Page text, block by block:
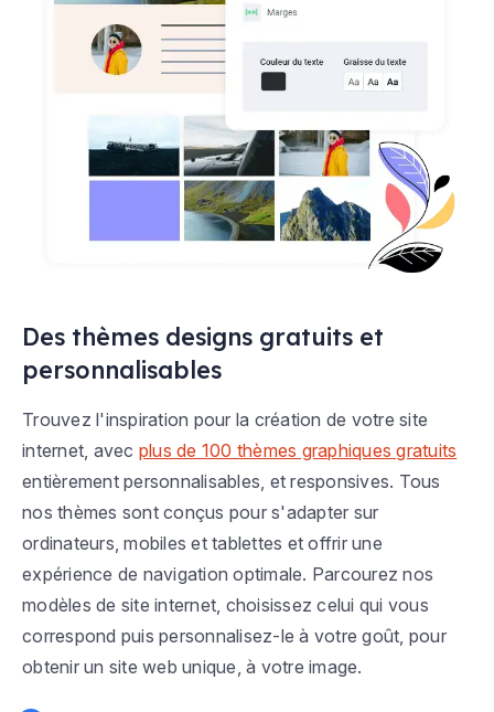
Des thèmes designs gratuits et
personnalisables
Trouvez l'inspiration pour la création de votre site
internet, avec plus de 100 thèmes graphiques gratuits
entièrement personnalisables, et responsives. Tous
nos thèmes sont conçus pour s'adapter sur
ordinateurs, mobiles et tablettes et offrir une
expérience de navigation optimale. Parcourez nos
modèles de site internet, choisissez celui qui vous
correspond puis personnalisez-le à votre goût, pour
obtenir un site web unique, à votre image.